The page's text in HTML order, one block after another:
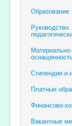
Образование
Стипендии и
Платные
Финансово-
Вакантные